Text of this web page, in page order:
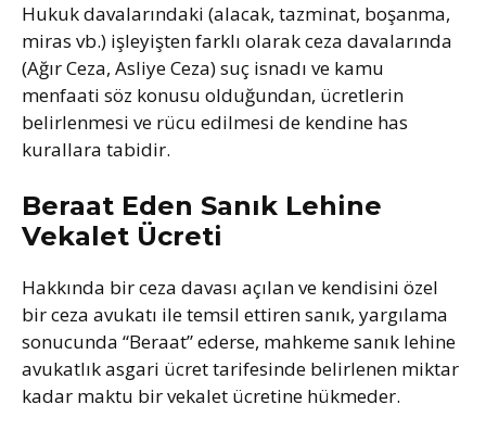
Hukuk davalarındaki (alacak, tazminat, boşanma,
miras vb.) işleyişten farklı olarak ceza davalarında
(Ağır Ceza, Asliye Ceza) suç isnadı ve kamu
menfaati söz konusu olduğundan, ücretlerin
belirlenmesi ve rücu edilmesi de kendine has
kurallara tabidir.
Beraat Eden Sanık Lehine
Vekalet Ücreti
Hakkında bir ceza davası açılan ve kendisini özel
bir ceza avukatı ile temsil ettiren sanık, yargılama
sonucunda “Beraat” ederse, mahkeme sanık lehine
avukatlık asgari ücret tarifesinde belirlenen miktar
kadar maktu bir vekalet ücretine hükmeder.